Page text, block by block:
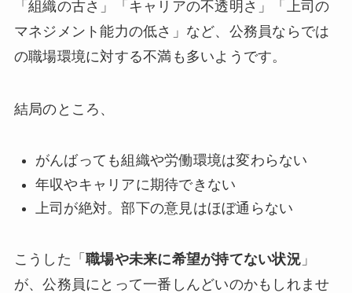
「組織の古さ」「キャリアの不透明さ」「上司の
マネジメント能力の低さ」など、公務員ならでは
の職場環境に対する不満も多いようです。
結局のところ、
がんばっても組織や労働環境は変わらない
年収やキャリアに期待できない
上司が絶対。部下の意見はほぼ通らない
こうした「職場や未来に希望が持てない状況」
が、公務員にとって一番しんどいのかもしれませ